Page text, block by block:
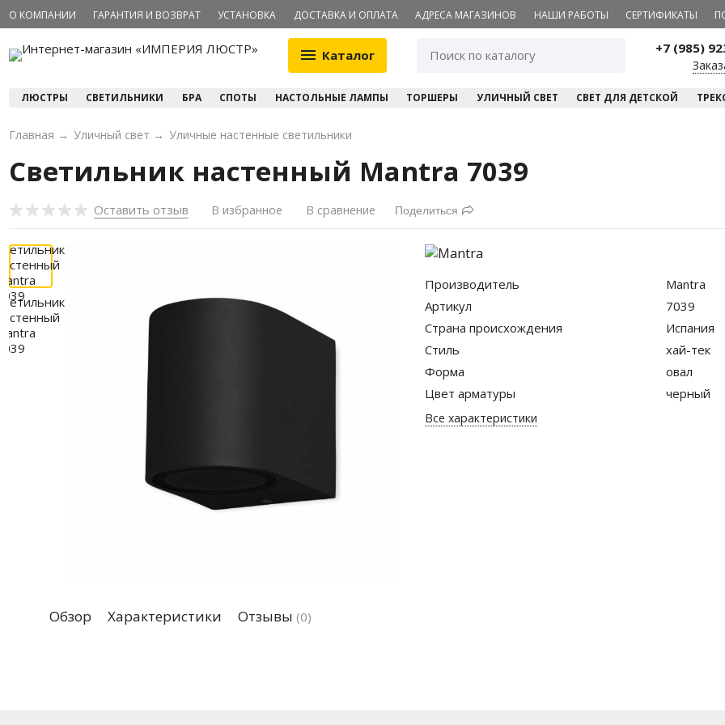
О КОМПАНИИ ГАРАНТИЯ И ВОЗВРАТ УСТАНОВКА ДОСТАВКА И ОПЛАТА АДРЕСА МАГАЗИНОВ НАШИ РАБОТЫ СЕРТИФИКАТЫ
Каталог +7 (985)
ЛЮСТРЫ СВЕТИЛЬНИКИ БРА СПОТЫ НАСТОЛЬНЫЕ ЛАМПЫ ТОРШЕРЫ УЛИЧНЫЙ СВЕТ СВЕТ ДЛЯ ДЕТСКОЙ
Главная → Уличный свет → Уличные настенные светильники
Светильник настенный Mantra 7039
Оставить отзыв В избранное В сравнение Поделиться
Производитель
Mantra
Артикул
7039
Страна происхождения
Испания
Стиль
хай-тек
Форма
овал
Цвет арматуры
черный
Все характеристики
Обзор Характеристики Отзывы (0)